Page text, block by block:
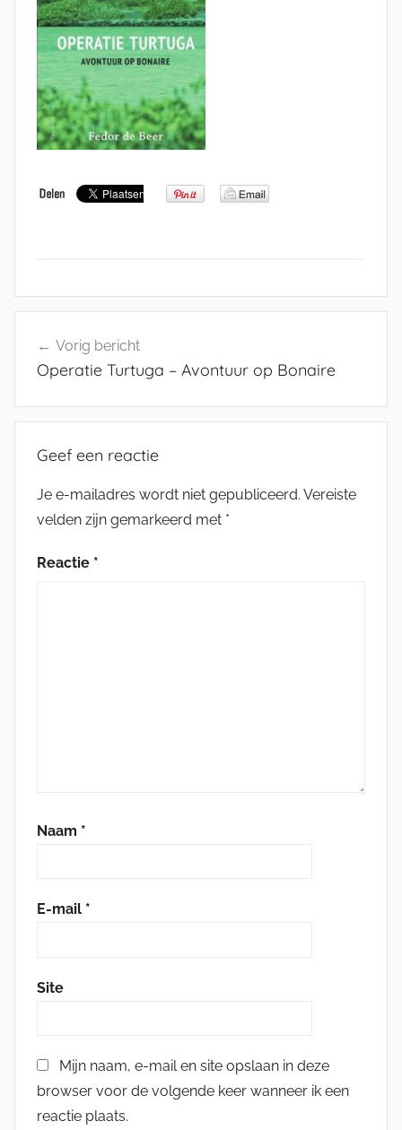
navigatie
Vorig bericht
Operatie Turtuga – Avontuur op Bonaire
Geef een reactie
Je e-mailadres wordt niet gepubliceerd. Vereiste
velden zijn gemarkeerd met *
Reactie *
Naam *
E-mail *
Site
Mijn naam, e-mail en site opslaan in deze
browser voor de volgende keer wanneer ik een
reactie plaats.